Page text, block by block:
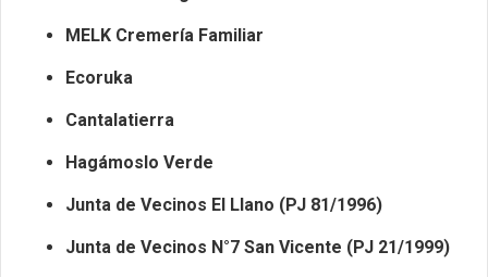
MELK Cremería Familiar
Ecoruka
Cantalatierra
Hagámoslo Verde
Junta de Vecinos El Llano (PJ 81/1996)
Junta de Vecinos N°7 San Vicente (PJ 21/1999)